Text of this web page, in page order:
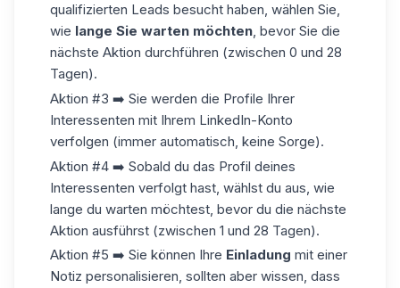
qualifizierten Leads besucht haben, wählen Sie,
wie lange Sie warten möchten, bevor Sie die
nächste Aktion durchführen (zwischen 0 und 28
Tagen).
Aktion #3 ➡️ Sie werden die Profile Ihrer
Interessenten mit Ihrem LinkedIn-Konto
verfolgen (immer automatisch, keine Sorge).
Aktion #4 ➡️ Sobald du das Profil deines
Interessenten verfolgt hast, wählst du aus, wie
lange du warten möchtest, bevor du die nächste
Aktion ausführst (zwischen 1 und 28 Tagen).
Aktion #5 ➡️ Sie können Ihre Einladung mit einer
Notiz personalisieren, sollten aber wissen, dass